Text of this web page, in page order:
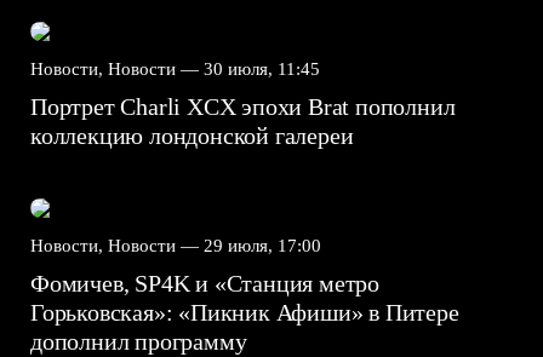
Новости, Новости — 30 июля, 11:45
Портрет Charli XCX эпохи Brat пополнил
коллекцию лондонской галереи
Новости, Новости — 29 июля, 17:00
Фомичев, SP4K и «Станция метро
Горьковская»: «Пикник Афиши» в Питере
дополнил программу